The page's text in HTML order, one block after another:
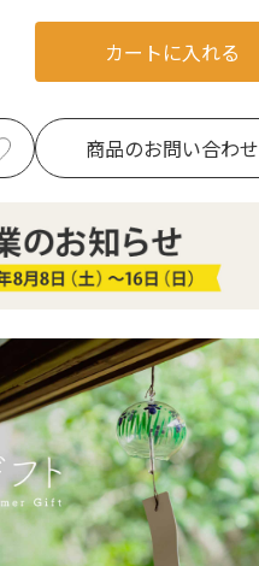
カートに入れる
商品のお問い合わせ